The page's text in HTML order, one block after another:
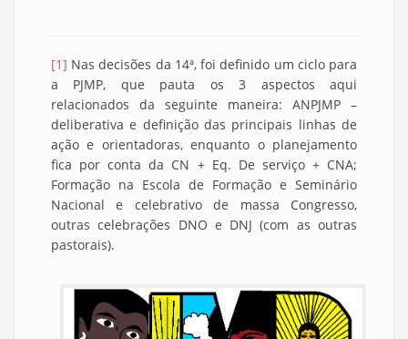
[1] Nas decisões da 14ª, foi definido um ciclo para
a PJMP, que pauta os 3 aspectos aqui
relacionados da seguinte maneira: ANPJMP –
deliberativa e definição das principais linhas de
ação e orientadoras, enquanto o planejamento
fica por conta da CN + Eq. De serviço + CNA;
Formação na Escola de Formação e Seminário
Nacional e celebrativo de massa Congresso,
outras celebrações DNO e DNJ (com as outras
pastorais).